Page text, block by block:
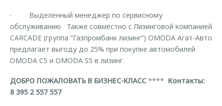
· Выделенный менеджер по сервисному
обслуживанию Также совместно с Лизинговой компанией
CARCADE (группа “Газпромбанк лизинг”) OMODA Агат-Авто
предлагает выгоду до 25% при покупке автомобилей
OMODA C5 и OMODA S5 в лизинг.
ДОБРО ПОЖАЛОВАТЬ В БИЗНЕС-КЛАСС**** Контакты:
8 395 2 557 557